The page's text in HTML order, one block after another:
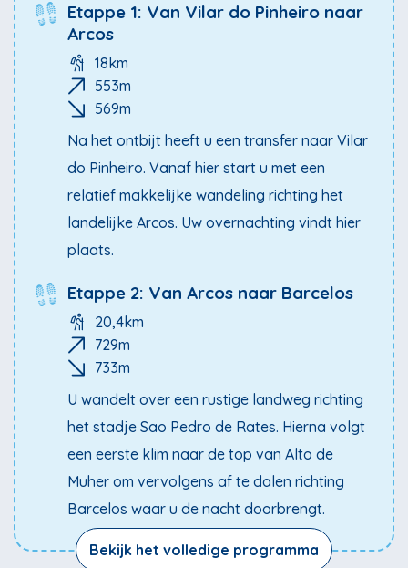
Etappe 1: Van Vilar do Pinheiro naar
Arcos
18km
553m
569m
Na het ontbijt heeft u een transfer naar Vilar
do Pinheiro. Vanaf hier start u met een
relatief makkelijke wandeling richting het
landelijke Arcos. Uw overnachting vindt hier
plaats.
Etappe 2: Van Arcos naar Barcelos
20,4km
729m
733m
U wandelt over een rustige landweg richting
het stadje Sao Pedro de Rates. Hierna volgt
een eerste klim naar de top van Alto de
Muher om vervolgens af te dalen richting
Barcelos waar u de nacht doorbrengt.
Bekijk het volledige programma